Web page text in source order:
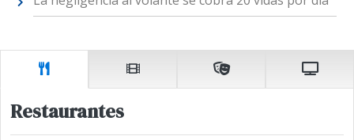
Restaurantes